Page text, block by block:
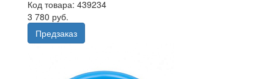
Код товара: 439234
3 780 руб.
Предзаказ